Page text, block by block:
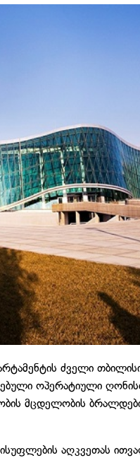
ძველი
ოპერატიული
მცდელობის
აღკვეთას